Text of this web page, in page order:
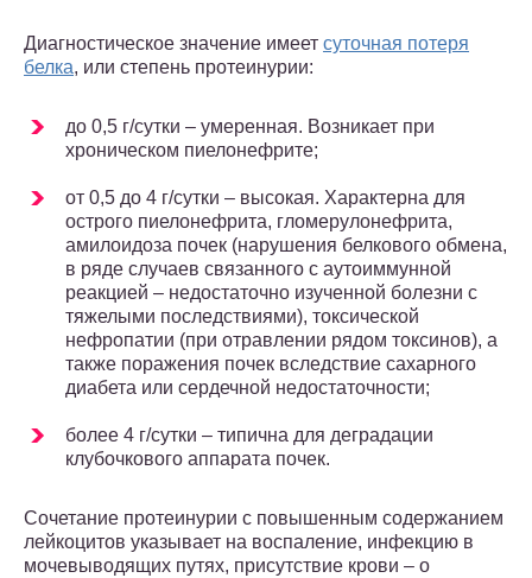
Диагностическое значение имеет суточная потеря
белка, или степень протеинурии:
до 0,5 г/сутки – умеренная. Возникает при
хроническом пиелонефрите;
от 0,5 до 4 г/сутки – высокая. Характерна для
острого пиелонефрита, гломерулонефрита,
амилоидоза почек (нарушения белкового обмена,
в ряде случаев связанного с аутоиммунной
реакцией – недостаточно изученной болезни с
тяжелыми последствиями), токсической
нефропатии (при отравлении рядом токсинов), а
также поражения почек вследствие сахарного
диабета или сердечной недостаточности;
более 4 г/сутки – типична для деградации
клубочкового аппарата почек.
Сочетание протеинурии с повышенным содержанием
лейкоцитов указывает на воспаление, инфекцию в
мочевыводящих путях, присутствие крови – о